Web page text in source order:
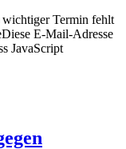
wichtiger Termin fehlt
Diese E-Mail-Adresse
JavaScript